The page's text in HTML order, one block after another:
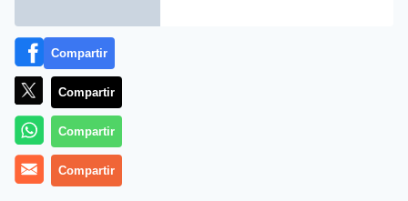
Compartir
Compartir
Compartir
Compartir